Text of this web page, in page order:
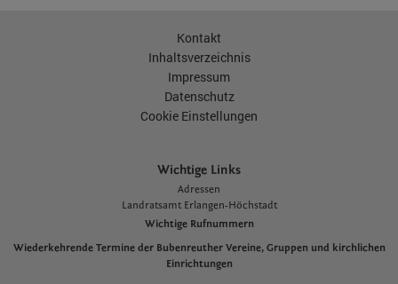
Kontakt
Inhaltsverzeichnis
Impressum
Datenschutz
Cookie Einstellungen
Wichtige Links
Adressen
Landratsamt Erlangen-Höchstadt
Wichtige Rufnummern
Wiederkehrende Termine der Bubenreuther Vereine, Gruppen und kirchlichen
Einrichtungen